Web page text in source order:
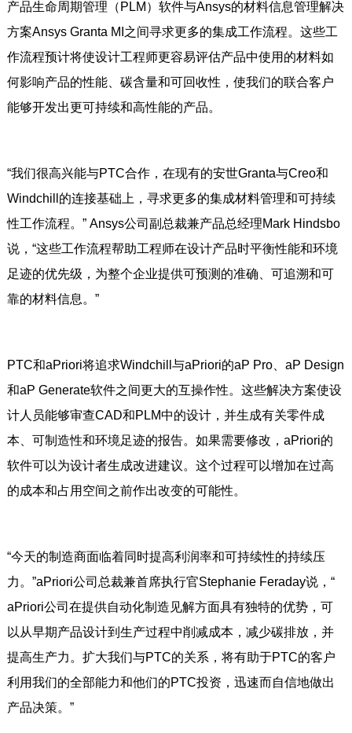
产品生命周期管理（PLM）软件与Ansys的材料信息管理解决
方案Ansys Granta MI之间寻求更多的集成工作流程。这些工
作流程预计将使设计工程师更容易评估产品中使用的材料如
何影响产品的性能、碳含量和可回收性，使我们的联合客户
能够开发出更可持续和高性能的产品。
“我们很高兴能与PTC合作，在现有的安世Granta与Creo和
Windchill的连接基础上，寻求更多的集成材料管理和可持续
性工作流程。” Ansys公司副总裁兼产品总经理Mark Hindsbo
说，“这些工作流程帮助工程师在设计产品时平衡性能和环境
足迹的优先级，为整个企业提供可预测的准确、可追溯和可
靠的材料信息。”
PTC和aPriori将追求Windchill与aPriori的aP Pro、aP Design
和aP Generate软件之间更大的互操作性。这些解决方案使设
计人员能够审查CAD和PLM中的设计，并生成有关零件成
本、可制造性和环境足迹的报告。如果需要修改，aPriori的
软件可以为设计者生成改进建议。这个过程可以增加在过高
的成本和占用空间之前作出改变的可能性。
“今天的制造商面临着同时提高利润率和可持续性的持续压
力。”aPriori公司总裁兼首席执行官Stephanie Feraday说，“
aPriori公司在提供自动化制造见解方面具有独特的优势，可
以从早期产品设计到生产过程中削减成本，减少碳排放，并
提高生产力。扩大我们与PTC的关系，将有助于PTC的客户
利用我们的全部能力和他们的PTC投资，迅速而自信地做出
产品决策。”